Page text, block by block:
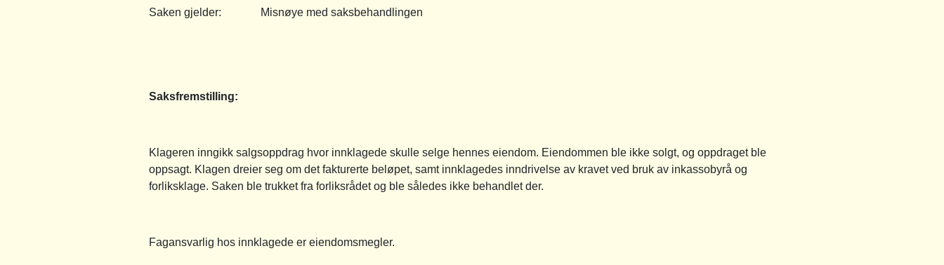
Saken gjelder: Misnøye med saksbehandlingen
Saksfremstilling:
Klageren inngikk salgsoppdrag hvor innklagede skulle selge hennes eiendom. Eiendommen ble ikke solgt, og oppdraget ble
oppsagt. Klagen dreier seg om det fakturerte beløpet, samt innklagedes inndrivelse av kravet ved bruk av inkassobyrå og
forliksklage. Saken ble trukket fra forliksrådet og ble således ikke behandlet der.
Fagansvarlig hos innklagede er eiendomsmegler.